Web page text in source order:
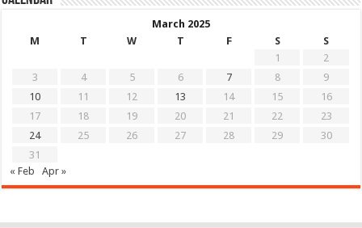
March 2025
M
T W T F S
S
1
2
3
4 5 6 7 8
9
10
11 12 13 14 15
16
17
18 19 20 21 22
23
24
25 26 27 28 29
30
31
« Feb
Apr »